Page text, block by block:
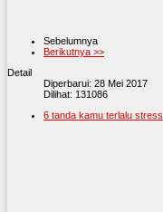
Sebelumnya
Berikutnya >>
Detail
Diperbarui: 28 Mei 2017
Dilihat: 131086
6 tanda kamu terlalu stress